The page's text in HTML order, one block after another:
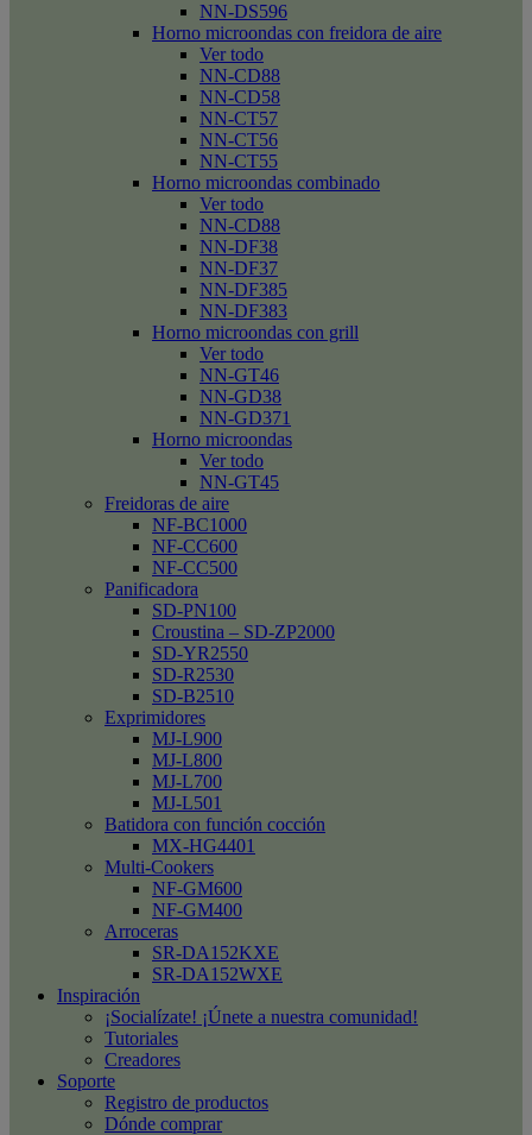
NN-DS596
Horno microondas con freidora de aire
Ver todo
NN-CD88
NN-CD58
NN-CT57
NN-CT56
NN-CT55
Horno microondas combinado
Ver todo
NN-CD88
NN-DF38
NN-DF37
NN-DF385
NN-DF383
Horno microondas con grill
Ver todo
NN-GT46
NN-GD38
NN-GD371
Horno microondas
Ver todo
NN-GT45
Freidoras de aire
NF-BC1000
NF-CC600
NF-CC500
Panificadora
SD-PN100
Croustina – SD-ZP2000
SD-YR2550
SD-R2530
SD-B2510
Exprimidores
MJ-L900
MJ-L800
MJ-L700
MJ-L501
Batidora con función cocción
MX-HG4401
Multi-Cookers
NF-GM600
NF-GM400
Arroceras
SR-DA152KXE
SR-DA152WXE
Inspiración
¡Socialízate! ¡Únete a nuestra comunidad!
Tutoriales
Creadores
Soporte
Registro de productos
Dónde comprar